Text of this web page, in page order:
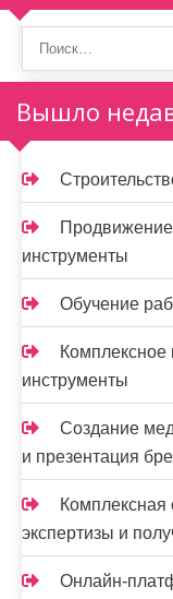
Вышло
Продвижение
инструменты
Обучение
Комплексное
инструменты
Создание
и презентация
Комплексная
экспертизы и
Онлайн-